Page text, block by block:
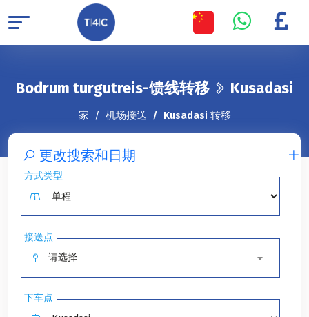
Bodrum turgutreis-馈线转移 Kusadasi
家 机场接送 Kusadasi 转移
更改搜索和日期
方式类型
接送点
请选择
下车点